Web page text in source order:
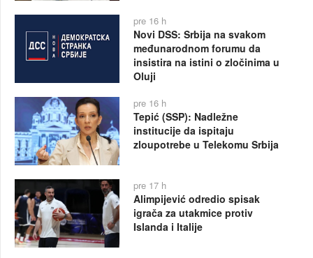
pre 16 h
Novi DSS: Srbija na svakom
međunarodnom forumu da
insistira na istini o zločinima u
Oluji
pre 16 h
Tepić (SSP): Nadležne
institucije da ispitaju
zloupotrebe u Telekomu Srbija
pre 17 h
Alimpijević odredio spisak
igrača za utakmice protiv
Islanda i Italije